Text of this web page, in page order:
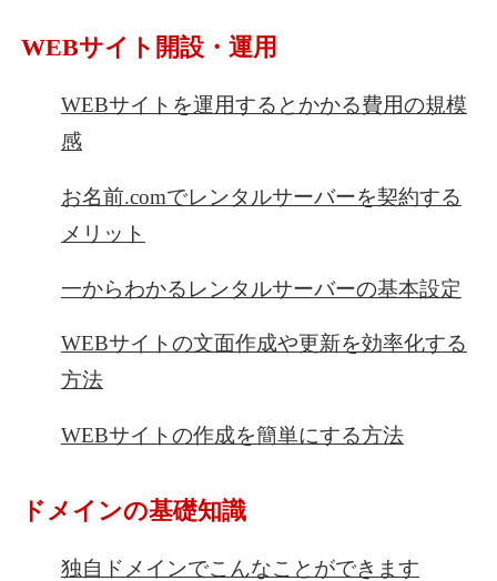
WEBサイト開設・運用
WEBサイトを運用するとかかる費用の規模
感
お名前.comでレンタルサーバーを契約する
メリット
一からわかるレンタルサーバーの基本設定
WEBサイトの文面作成や更新を効率化する
方法
WEBサイトの作成を簡単にする方法
ドメインの基礎知識
独自ドメインでこんなことができます